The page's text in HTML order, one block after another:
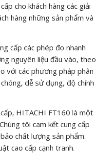
cho khách hàng các giải
hàng những sản phẩm và
cấp các phép đo nhanh
nguyên liệu đầu vào, theo
với các phương pháp phân
dễ sử dụng, độ chính
HITACHI FT160 là một
tôi cam kết cung cấp
chất lượng sản phẩm.
cao cấp cạnh tranh.